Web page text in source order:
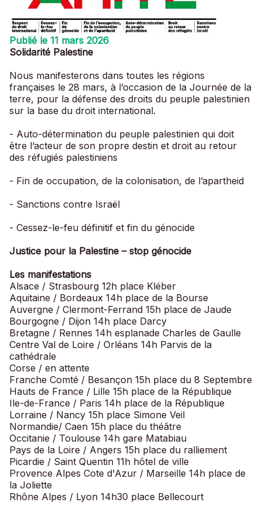
Publié le 11 mars 2026
Solidarité Palestine
Nous manifesterons dans toutes les régions
françaises le 28 mars, à l’occasion de la Journée de la
terre, pour la défense des droits du peuple palestinien
sur la base du droit international.
- Auto-détermination du peuple palestinien qui doit
être l’acteur de son propre destin et droit au retour
des réfugiés palestiniens
- Fin de occupation, de la colonisation, de l’apartheid
- Sanctions contre Israël
- Cessez-le-feu définitif et fin du génocide
Justice pour la Palestine – stop génocide
Les manifestations
Alsace / Strasbourg 12h place Kléber
Aquitaine / Bordeaux 14h place de la Bourse
Auvergne / Clermont-Ferrand 15h place de Jaude
Bourgogne / Dijon 14h place Darcy
Bretagne / Rennes 14h esplanade Charles de Gaulle
Centre Val de Loire / Orléans 14h Parvis de la
cathédrale
Corse / en attente
Franche Comté / Besançon 15h place du 8 Septembre
Hauts de France / Lille 15h place de la République
Ile-de-France / Paris 14h place de la République
Lorraine / Nancy 15h place Simone Veil
Normandie/ Caen 15h place du théâtre
Occitanie / Toulouse 14h gare Matabiau
Pays de la Loire / Angers 15h place du ralliement
Picardie / Saint Quentin 11h hôtel de ville
Provence Alpes Cote d'Azur / Marseille 14h place de
la Joliette
Rhône Alpes / Lyon 14h30 place Bellecourt